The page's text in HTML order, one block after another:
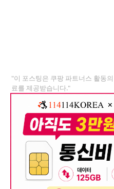
"이 포스팅은 쿠팡 파트너스 활동
료를 제공받습니다."